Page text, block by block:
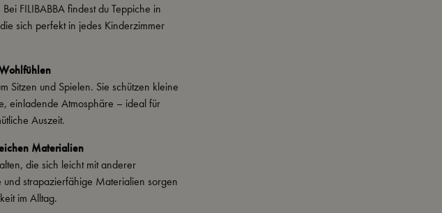
FILIBABBA findest du Teppiche in
sich perfekt in jedes Kinderzimmer
Sitzen und Spielen. Sie schützen kleine
einladende Atmosphäre – ideal für
Auszeit.
Materialien
die sich leicht mit anderer
strapazierfähige Materialien sorgen
im Alltag.